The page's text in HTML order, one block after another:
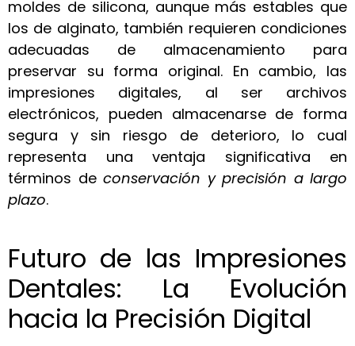
moldes de silicona, aunque más estables que
los de alginato, también requieren condiciones
adecuadas de almacenamiento para
preservar su forma original. En cambio, las
impresiones digitales, al ser archivos
electrónicos, pueden almacenarse de forma
segura y sin riesgo de deterioro, lo cual
representa una ventaja significativa en
términos de conservación y precisión a largo
plazo.
Futuro de las Impresiones
Dentales: La Evolución
hacia la Precisión Digital